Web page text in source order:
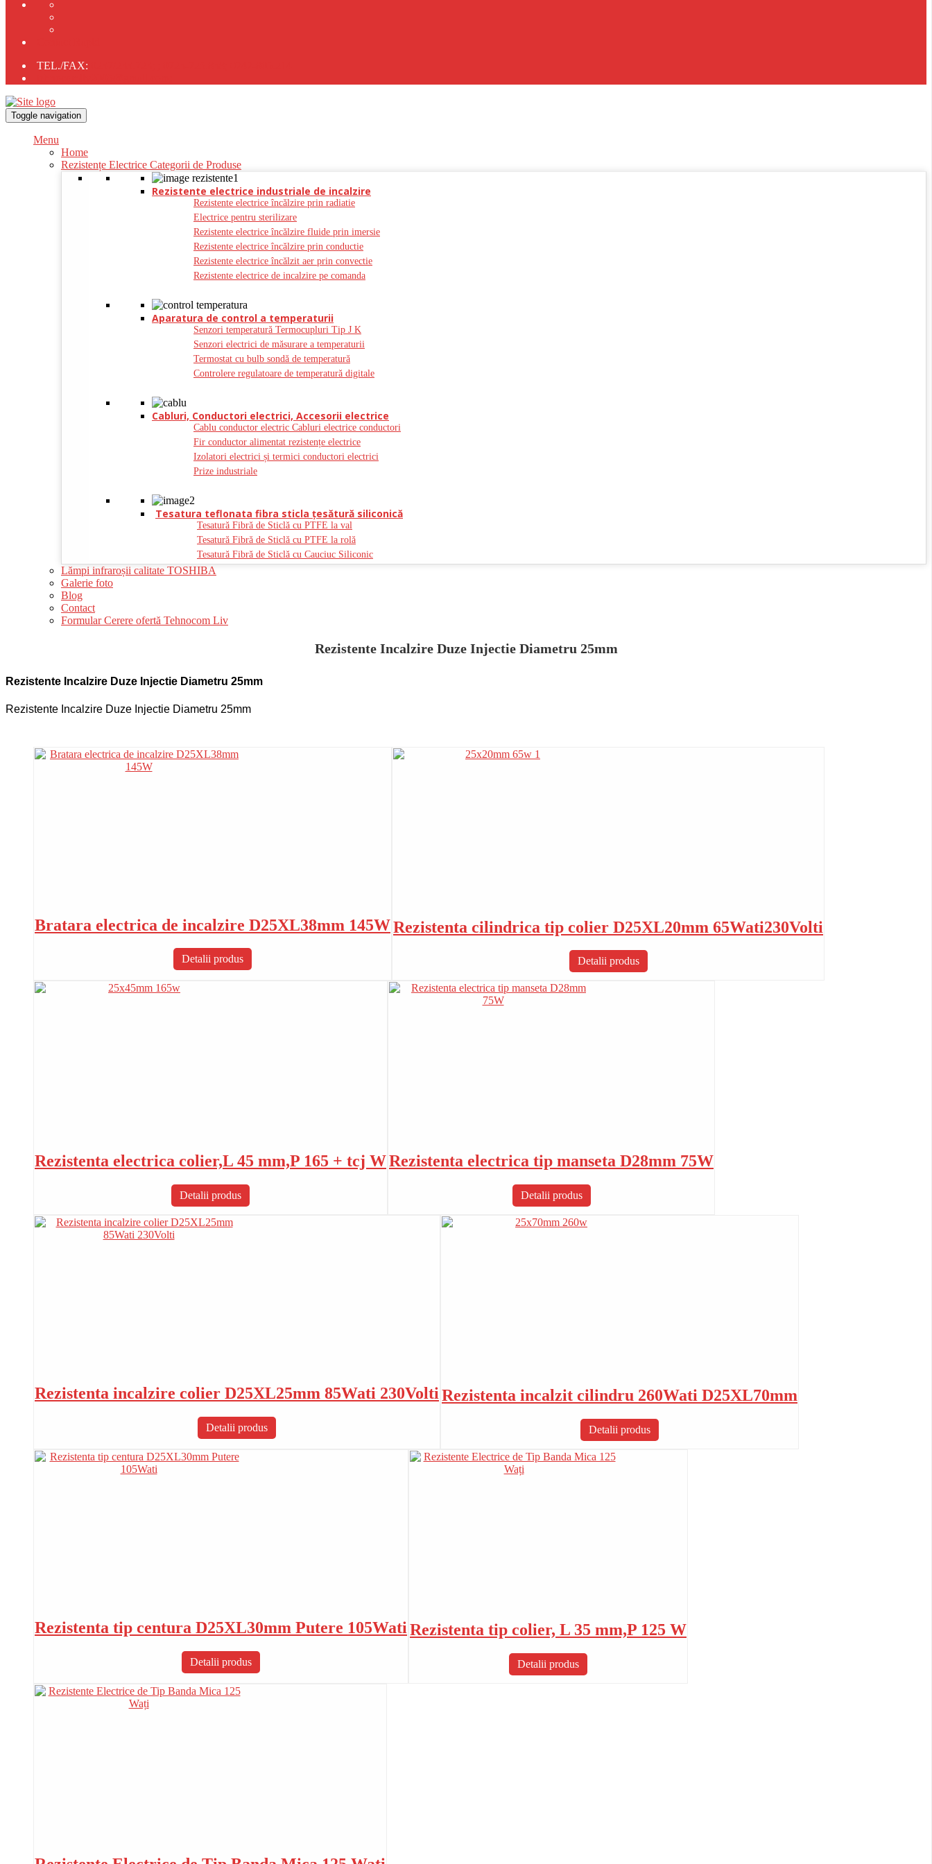
TEL./FAX:
Toggle navigation
Menu
Home
Rezistențe Electrice Categorii de Produse
Rezistente electrice industriale de incalzire
Rezistente electrice încălzire prin radiatie
Electrice pentru sterilizare
Rezistente electrice încălzire fluide prin imersie
Rezistente electrice încălzire prin conductie
Rezistente electrice încălzit aer prin convectie
Rezistente electrice de incalzire pe comanda
Aparatura de control a temperaturii
Senzori temperatură Termocupluri Tip J K
Senzori electrici de măsurare a temperaturii
Termostat cu bulb sondă de temperatură
Controlere regulatoare de temperatură digitale
Cabluri, Conductori electrici, Accesorii electrice
Cablu conductor electric Cabluri electrice conductori
Fir conductor alimentat rezistențe electrice
Izolatori electrici și termici conductori electrici
Prize industriale
Tesatura teflonata fibra sticla ţesătură siliconică
Tesatură Fibră de Sticlă cu PTFE la val
Tesatură Fibră de Sticlă cu PTFE la rolă
Tesatură Fibră de Sticlă cu Cauciuc Siliconic
Lămpi infraroșii calitate TOSHIBA
Galerie foto
Blog
Contact
Formular Cerere ofertă Tehnocom Liv
Rezistente Incalzire Duze Injectie Diametru 25mm
Rezistente Incalzire Duze Injectie Diametru 25mm
Rezistente Incalzire Duze Injectie Diametru 25mm
Bratara electrica de incalzire D25XL38mm 145W
Detalii produs
Rezistenta cilindrica tip colier D25XL20mm 65Wati230Volti
Detalii produs
Rezistenta electrica colier,L 45 mm,P 165 + tcj W
Detalii produs
Rezistenta electrica tip manseta D28mm 75W
Detalii produs
Rezistenta incalzire colier D25XL25mm 85Wati 230Volti
Detalii produs
Rezistenta incalzit cilindru 260Wati D25XL70mm
Detalii produs
Rezistenta tip centura D25XL30mm Putere 105Wati
Detalii produs
Rezistenta tip colier, L 35 mm,P 125 W
Detalii produs